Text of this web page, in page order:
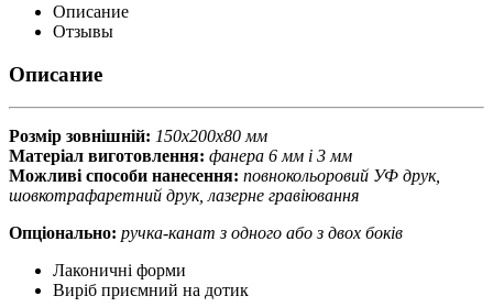
Описание
Отзывы
Описание
Розмір зовнішній: 150х200х80 мм
Матеріал виготовлення: фанера 6 мм і 3 мм
Можливі способи нанесення: повнокольоровий УФ друк,
шовкотрафаретний друк, лазерне гравіювання
Опціонально: ручка-канат з одного або з двох боків
Лаконичні форми
Виріб приємний на дотик